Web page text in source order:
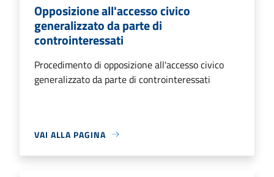
Opposizione all'accesso civico
generalizzato da parte di
controinteressati
Procedimento di opposizione all'accesso civico
generalizzato da parte di controinteressati
VAI ALLA PAGINA